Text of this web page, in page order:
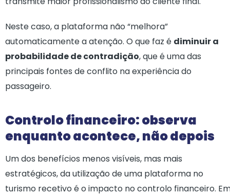
Neste caso, a plataforma não “melhora”
automaticamente a atenção. O que faz é diminuir a
probabilidade de contradição, que é uma das
principais fontes de conflito na experiência do
passageiro.
Controlo financeiro: observa
enquanto acontece, não depois
Um dos benefícios menos visíveis, mas mais
estratégicos, da utilização de uma plataforma no
turismo recetivo é o impacto no controlo financeiro.